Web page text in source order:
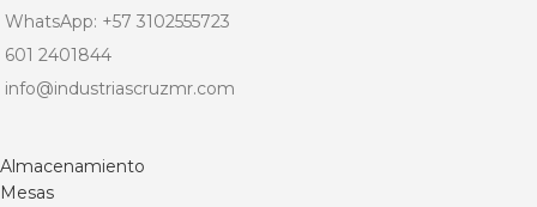
WhatsApp: +57 3102555723
601 2401844
info@industriascruzmr.com
Almacenamiento
Mesas